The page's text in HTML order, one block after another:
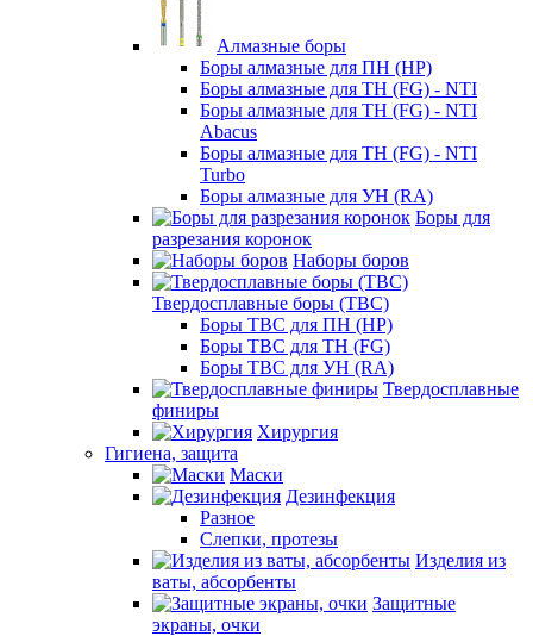
Алмазные боры
Боры алмазные для ПН (HP)
Боры алмазные для ТН (FG) - NTI
Боры алмазные для ТН (FG) - NTI
Abacus
Боры алмазные для ТН (FG) - NTI
Turbo
Боры алмазные для УН (RA)
Боры для
разрезания коронок
Наборы боров
Твердосплавные боры (ТВС)
Боры ТВС для ПН (HP)
Боры ТВС для ТН (FG)
Боры ТВС для УН (RA)
Твердосплавные
финиры
Хирургия
Гигиена, защита
Маски
Дезинфекция
Разное
Слепки, протезы
Изделия из
ваты, абсорбенты
Защитные
экраны, очки